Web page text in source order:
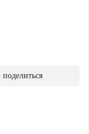
поделиться